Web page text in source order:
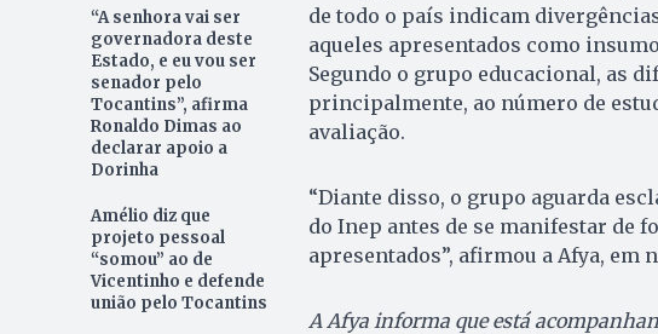
“A senhora vai ser
governadora deste
Estado, e eu vou ser
senador pelo
Tocantins”, afirma
Ronaldo Dimas ao
declarar apoio a
Dorinha
Amélio diz que
projeto pessoal
“somou” ao de
Vicentinho e defende
união pelo Tocantins
de todo o país indicam
aqueles apresentados como
Segundo o grupo educacional, as
principalmente, ao número de
avaliação.
“Diante disso, o grupo aguarda
do Inep antes de se manifestar de
apresentados”, afirmou a Afya,
A Afya informa que está